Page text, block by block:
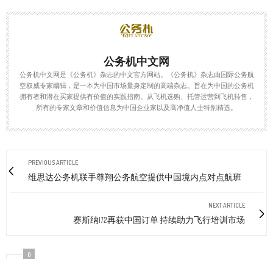
公务机中文网
公务机中文网是《公务机》杂志的中文官方网站。《公务机》杂志由国际公务航
空权威专家编辑，是一本为中国市场量身定制的高端杂志。旨在为中国的公务机
拥有者和潜在买家提供有价值的实践指南。从飞机选购、托管运营到飞机转售，
所有的专家文章和价值信息为中国企业家以及高净值人士特别精选。
PREVIOUS ARTICLE
维思达公务机联手尊翔公务航空提供中国境内点对点航班
NEXT ARTICLE
赛斯纳172再获中国订单 持续助力飞行培训市场
0